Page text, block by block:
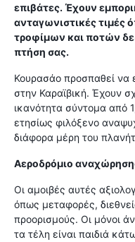
επιβάτες. Έχουν
ανταγωνιστικές τιμές
τροφίμων και ποτών
πτήση σας.
Κουρασάο προσπαθεί να
στην Καραϊβική. Έχουν
ικανότητα σύντομα από
ετησίως φιλόξενο
διάφορα μέρη του
Αεροδρόμιο
Οι αµοιβές αυτές
όπως μεταφορές,
προορισμούς. Οι μόνοι
τα τέλη είναι παιδιά